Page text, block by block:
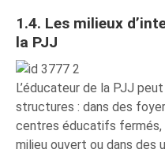
1.4. Les milieux
la PJJ
L’éducateur de la PJJ
structures : dans des
centres éducatifs fermés,
milieu ouvert ou dans des